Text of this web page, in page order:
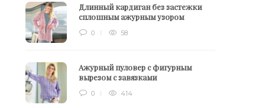
Длинный кардиган без застежки
сплошным ажурным узором
0 58
Ажурный пуловер с фигурным
вырезом с завязками
0 414